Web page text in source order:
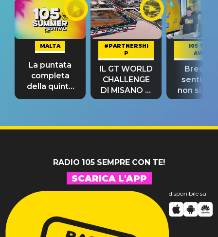
MALTA
La puntata
completa
della quinta
tappa
#PARTNERSHI
P
IL GT WORLD
CHALLENGE
DI MISANO si
riconferma
105 TAKE
AWAY
Bresh:
non si
fino alla
RADIO 105 SEMPRE CON TE!
SCARICA L'APP
disponibile su